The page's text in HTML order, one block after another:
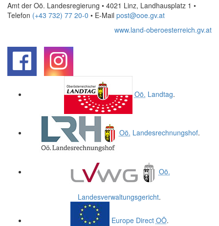
Amt der Oö. Landesregierung • 4021 Linz, Landhausplatz 1 •
Telefon (+43 732) 77 20-0 • E-Mail post@ooe.gv.at
www.land-oberoesterreich.gv.at
Oö. Landtag.
Oö. Landesrechnungshof.
Oö.
Landesverwaltungsgericht.
Europe Direct OÖ.